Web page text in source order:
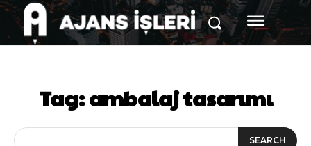
Tag:ambalaj tasarımı
SEARCH